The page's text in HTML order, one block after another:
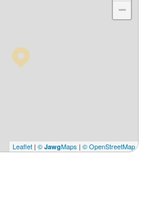
−
Leaflet | © JawgMaps | © OpenStreetMap